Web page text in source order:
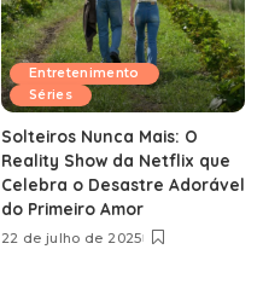
Entretenimento
Séries
Solteiros Nunca Mais: O
Reality Show da Netflix que
Celebra o Desastre Adorável
do Primeiro Amor
22 de julho de 2025